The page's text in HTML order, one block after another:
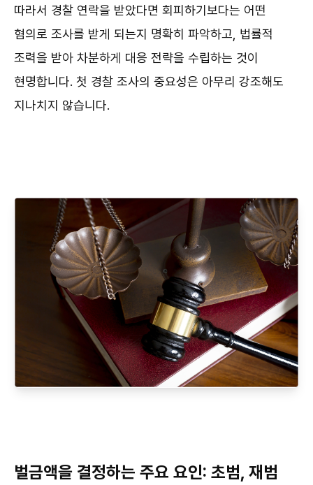
따라서 경찰 연락을 받았다면 회피하기보다는 어떤
혐의로 조사를 받게 되는지 명확히 파악하고, 법률적
조력을 받아 차분하게 대응 전략을 수립하는 것이
현명합니다. 첫 경찰 조사의 중요성은 아무리 강조해도
지나치지 않습니다.
벌금액을 결정하는 주요 요인: 초범, 재범